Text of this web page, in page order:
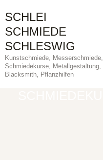
SCHLEI
SCHMIEDE
SCHLESWIG
Kunstschmiede, Messerschmiede,
Schmiedekurse, Metallgestaltung,
Blacksmith, Pflanzhilfen